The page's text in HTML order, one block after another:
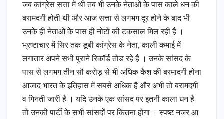
जब कांग्रेस सत्ता में थी तब भी उनके नेताओं के पास काले धन की
बरामदगी होती थी और आज सत्ता से लगभग दूर होने के बाद भी
उनके ही नेताओं के पास ही नोटों की टकसाल मिल रही है ।
भ्रष्टाचार में सिर तक डूबी कांग्रेस के नेता, काली कमाई में
लगातार अपने सभी पुराने रिकॉर्ड तोड रहे हैं । उनके सांसद के
पास से लगभग तीन सौ करोड़ से भी अधिक कैश की बरमादगी होना
आजाद भारत के इतिहास में सबसे अधिक है और अभी तो बरामदगी
व गिनती जारी है । यदि उनके एक सांसद पर इतनी काला धन है
तो उनकी पार्टी के सभी सांसदों पर कितना होगा । स्पष्ट नजर आ